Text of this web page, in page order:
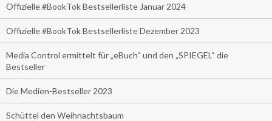
Offizielle #BookTok Bestsellerliste Januar 2024
Offizielle #BookTok Bestsellerliste Dezember 2023
Media Control ermittelt für „eBuch“ und den „SPIEGEL“ die
Bestseller
Die Medien-Bestseller 2023
Schüttel den Weihnachtsbaum